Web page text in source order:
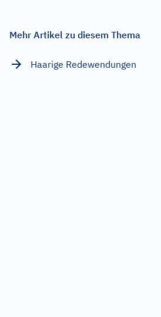
Mehr Artikel zu diesem Thema
Haarige Redewendungen